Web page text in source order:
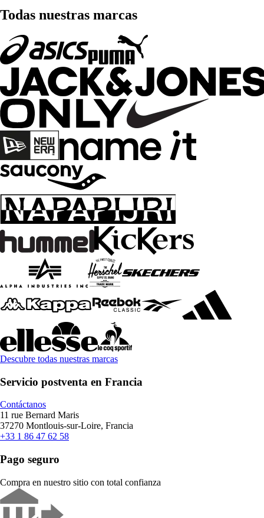
Todas nuestras marcas
Descubre todas nuestras marcas
Servicio postventa en Francia
Contáctanos
11 rue Bernard Maris
37270 Montlouis-sur-Loire, Francia
+33 1 86 47 62 58
Pago seguro
Compra en nuestro sitio con total confianza